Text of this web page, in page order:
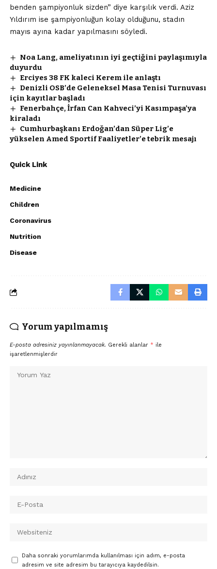
benden şampiyonluk sizden” diye karşılık verdi. Aziz
Yıldırım ise şampiyonluğun kolay olduğunu, stadın
mayıs ayına kadar yapılmasını söyledi.
Noa Lang, ameliyatının iyi geçtiğini paylaşımıyla
duyurdu
Erciyes 38 FK kaleci Kerem ile anlaştı
Denizli OSB’de Geleneksel Masa Tenisi Turnuvası
için kayıtlar başladı
Fenerbahçe, İrfan Can Kahveci’yi Kasımpaşa’ya
kiraladı
Cumhurbaşkanı Erdoğan’dan Süper Lig’e
yükselen Amed Sportif Faaliyetler’e tebrik mesajı
Quick Link
Medicine
Children
Coronavirus
Nutrition
Disease
Yorum yapılmamış
E-posta adresiniz yayınlanmayacak. Gerekli alanlar * ile
işaretlenmişlerdir
Daha sonraki yorumlarımda kullanılması için adım, e-posta
adresim ve site adresim bu tarayıcıya kaydedilsin.